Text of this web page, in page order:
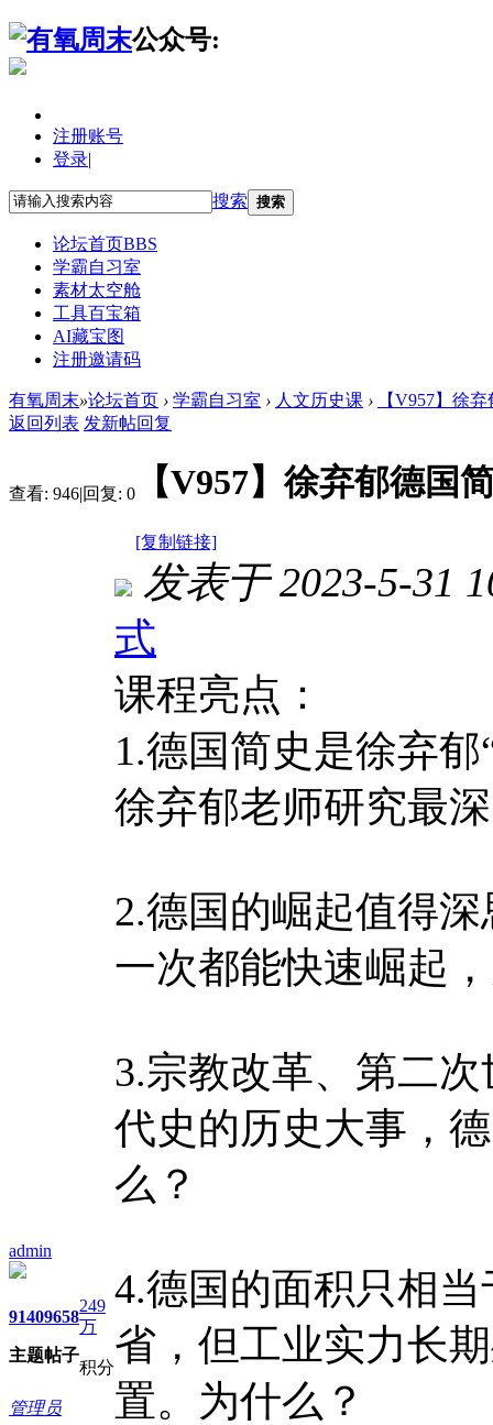
公众号:
注册账号
登录|
搜索 搜索
论坛首页BBS
学霸自习室
素材太空舱
工具百宝箱
AI藏宝图
注册邀请码
有氧周末»论坛首页 › 学霸自习室 › 人文历史课 ›
【V957】徐
返回列表 发新帖回复
查看: 946|回复: 0 【V957】徐弃郁德国
[复制链接]
admin
9140
主题
9658
帖子
249
万
积分
管理员
发表于 2023-5-31
式
课程亮点：
1.德国简史是徐弃
徐弃郁老师研究最
2.德国的崛起值得
一次都能快速崛起
3.宗教改革、第二
代史的历史大事，
么？
4.德国的面积只相
省，但工业实力长
置。为什么？